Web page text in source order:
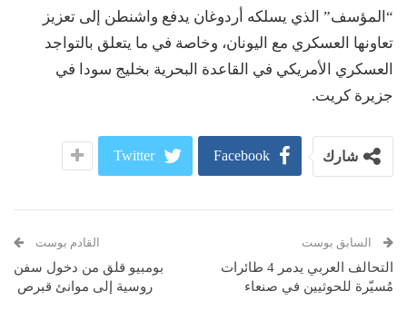
“المؤسف” الذي يسلكه أردوغان يدفع واشنطن إلى تعزيز
تعاونها العسكري مع اليونان، وخاصة في ما يتعلق بالتواجد
العسكري الأمريكي في القاعدة البحرية بخليج سودا في
جزيرة كريت.
شارك Facebook
Twitter
السابق بوست
التحالف العربي يدمر 4 طائرات
مُسيّرة للحوثيين في صنعاء
القادم بوست
بومبيو قلق من دخول سفن
روسية إلى موانئ قبرص